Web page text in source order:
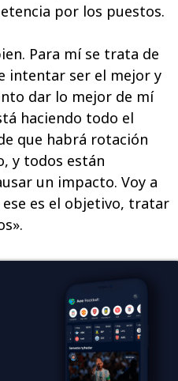
por los puestos.
Para mí se trata de
intentar ser el mejor y
dar lo mejor de mí
haciendo todo el
que habrá rotación
y todos están
un impacto. Voy a
es el objetivo, tratar